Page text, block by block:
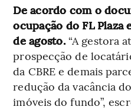
De acordo com o
ocupação do FL Plaza
de agosto.“A gestora
prospecção de
da CBRE e demais
redução da vacância
imóveis do fundo”,